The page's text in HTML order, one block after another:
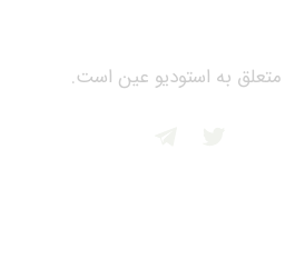
به استودیو عین است.